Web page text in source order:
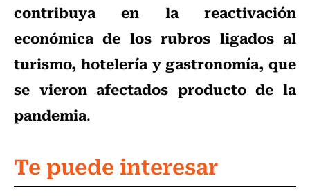
contribuya en la reactivación
económica de los rubros ligados al
turismo, hotelería y gastronomía, que
se vieron afectados producto de la
pandemia.
Te puede interesar